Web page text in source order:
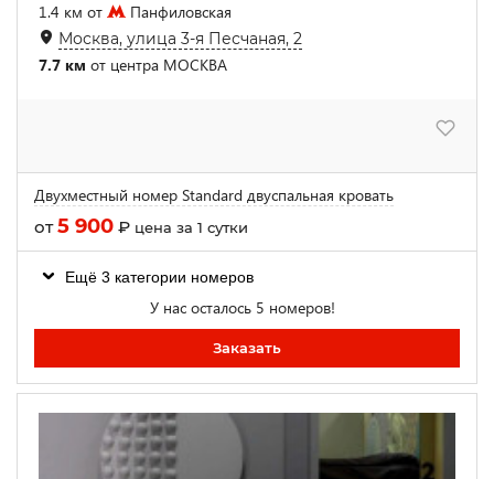
1.4 км от
Панфиловская
Москва, улица 3-я Песчаная, 2
7.7 км от центра МОСКВА
Двухместный номер Standard двуспальная кровать
от5 900 ₽ цена за 1 сутки
Ещё 3 категории номеров
У нас осталось 5 номеров!
Заказать